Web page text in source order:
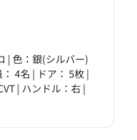
| 色：銀(シルバー)
4名 | ドア： 5枚 |
| ハンドル：右 |